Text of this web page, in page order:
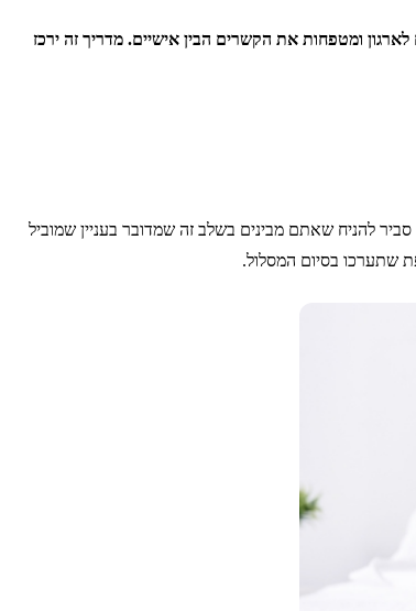
ומטפחות את הקשרים הבין אישיים. מדריך זה ירכז
להניח שאתם מבינים בשלב זה שמדובר בעניין שמוביל
שתערכו בסיום המסלול.